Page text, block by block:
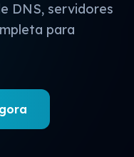
DNS, servidores
para